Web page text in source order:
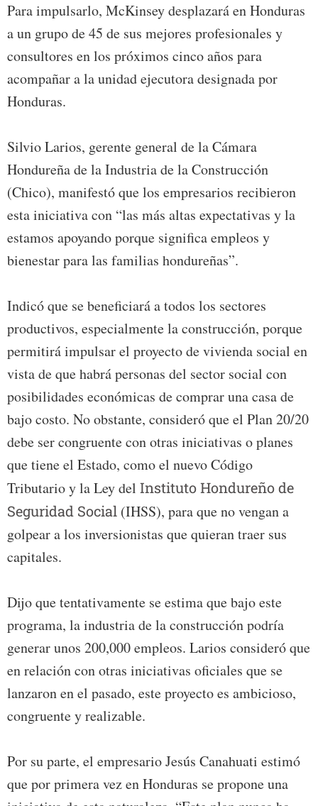
Para impulsarlo, McKinsey desplazará en Honduras
a un grupo de 45 de sus mejores profesionales y
consultores en los próximos cinco años para
acompañar a la unidad ejecutora designada por
Honduras.
Silvio Larios, gerente general de la Cámara
Hondureña de la Industria de la Construcción
(Chico), manifestó que los empresarios recibieron
esta iniciativa con “las más altas expectativas y la
estamos apoyando porque significa empleos y
bienestar para las familias hondureñas”.
Indicó que se beneficiará a todos los sectores
productivos, especialmente la construcción, porque
permitirá impulsar el proyecto de vivienda social en
vista de que habrá personas del sector social con
posibilidades económicas de comprar una casa de
bajo costo. No obstante, consideró que el Plan 20/20
debe ser congruente con otras iniciativas o planes
que tiene el Estado, como el nuevo Código
Tributario y la Ley del Instituto Hondureño de
Seguridad Social (IHSS), para que no vengan a
golpear a los inversionistas que quieran traer sus
capitales.
Dijo que tentativamente se estima que bajo este
programa, la industria de la construcción podría
generar unos 200,000 empleos. Larios consideró que
en relación con otras iniciativas oficiales que se
lanzaron en el pasado, este proyecto es ambicioso,
congruente y realizable.
Por su parte, el empresario Jesús Canahuati estimó
que por primera vez en Honduras se propone una